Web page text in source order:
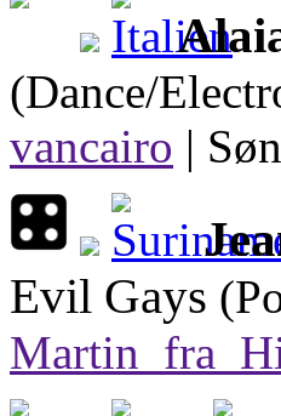
(Dance/
vancairo |
Evil Gays